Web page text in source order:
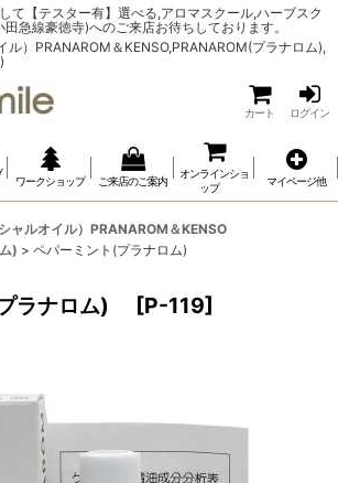
て【テスター有】選べる,アロマスクール,ハーブスク
急線豪徳寺)へのご来店お待ちしております。
ル）PRANAROM＆KENSO,PRANAROM(プラナロム),
)
カート ログイン
ワークショップ ご来店のご案内
オンラインショ
ップ
マイページ他
ャルオイル）PRANAROM＆KENSO
) > ペパーミント(プラナロム)
ラナロム) [P-119]